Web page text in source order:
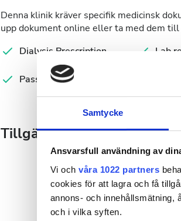
Samtycke
Ansvarsfull användning av
Vi och våra 1022 partners
cookies för att lagra och få
annons- och innehållsmätning,
och i vilka syften.
Denna klinik kräver specifik medicinsk
upp dokument online eller ta med dem
Dialysis Prescription
Lab
Passport
Tillgängliga
Augusti 2026